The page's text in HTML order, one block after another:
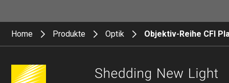
Home Produkte Optik Objektiv-Reihe CFI